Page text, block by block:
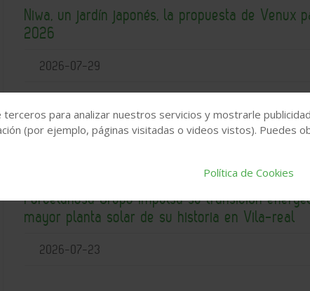
Niwa, un jardín japonés, la propuesta de Venux
2026
2026-07-29
Porcelanosa Grupo impulsa su transición
mayor planta solar de su historia en Vila-real
2026-07-23
para analizar nuestros servicios y mostrarle
(por ejemplo, páginas visitadas o videos vistos). Puedes
Política de Cookies